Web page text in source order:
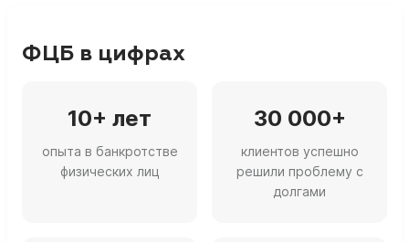
ФЦБ в цифрах
10+ лет
опыта в банкротстве
физических лиц
30 000+
клиентов успешно
решили проблему с
долгами